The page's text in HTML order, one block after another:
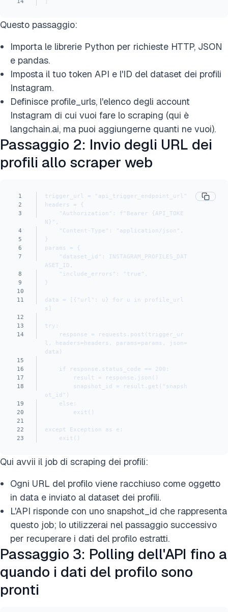
Questo passaggio:
Importa le librerie Python per richieste HTTP, JSON
e pandas.
Imposta il tuo token API e l'ID del dataset dei profili
Instagram.
Definisce profile_urls, l'elenco degli account
Instagram di cui vuoi fare lo scraping (qui è
langchain.ai, ma puoi aggiungerne quanti ne vuoi).
Passaggio 2: Invio degli URL dei
profili allo scraper web
1
trigger_url = "api_trigger_endpoint_url"
2
headers = {
3
N}",
4
    "Content-Type": "application/json",
5
}
6
params = {
7
ASET_ID,
8
    "include_errors": "true",
9
}
10
11
data = [{"url": u} for u in profile_url
s]
12
13
try:
14
l, headers=headers, params=params, json=
data)
15
16
    if response.status_code == 200:
17
        result = response.json()
18
ot_id")
19
    else:
20
        exit()
21
22
except Exception as e:
23
    exit()
Qui avvii il job di scraping dei profili:
Ogni URL del profilo viene racchiuso come oggetto
in data e inviato al dataset dei profili.
L'API risponde con uno snapshot_id che rappresenta
questo job; lo utilizzerai nel passaggio successivo
per recuperare i dati del profilo estratti.
Passaggio 3: Polling dell'API fino a
quando i dati del profilo sono
pronti